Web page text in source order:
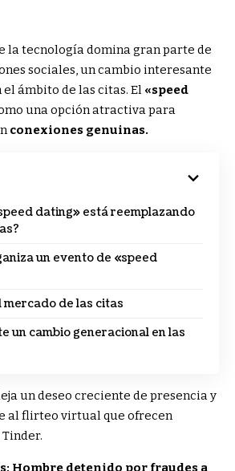
la tecnología domina gran parte de
sociales, un cambio interesante
ámbito de las citas. El «speed
una opción atractiva para
conexiones genuinas.
dating» está reemplazando
un evento de «speed
mercado de las citas
un cambio generacional en las
un deseo creciente de presencia y
al flirteo virtual que ofrecen
Hombre detenido por fraudes a